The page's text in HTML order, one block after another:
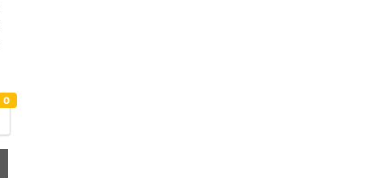
0